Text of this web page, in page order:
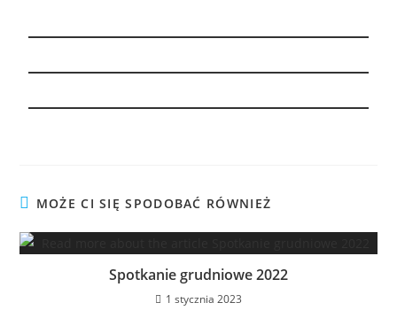
MOŻE CI SIĘ SPODOBAĆ RÓWNIEŻ
Spotkanie grudniowe 2022
1 stycznia 2023